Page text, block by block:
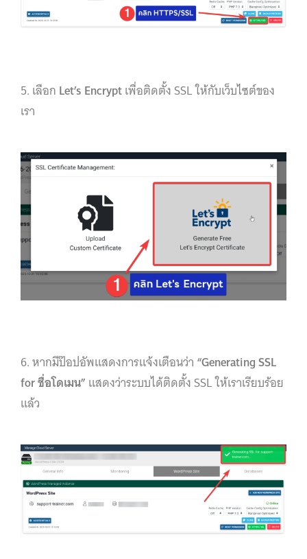
5. เลือก Let’s Encryptเพื่อติดตั้ง SSL ให้กับเว็บไซต์ของ
เรา
6. หากมีป๊อปอัพแสดงการแจ้งเตือนว่า “Generating SSL
for ชื่อโดเมน” แสดงว่าระบบได้ติดตั้ง SSL ให้เราเรียบร้อย
แล้ว